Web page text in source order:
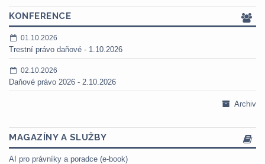
KONFERENCE
01.10.2026
Trestní právo daňové - 1.10.2026
02.10.2026
Daňové právo 2026 - 2.10.2026
Archiv
MAGAZÍNY A SLUŽBY
AI pro právníky a poradce (e-book)